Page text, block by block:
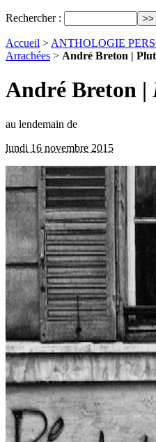
Rechercher :
Accueil > ANTHOLOGIE
Arrachées > André Breton |
André Breton |
au lendemain de
lundi 16 novembre 2015